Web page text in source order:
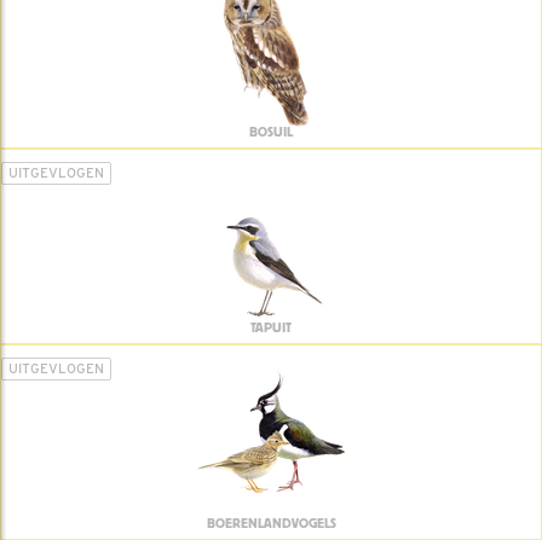
BOSUIL
UITGEVLOGEN
TAPUIT
UITGEVLOGEN
BOERENLANDVOGELS